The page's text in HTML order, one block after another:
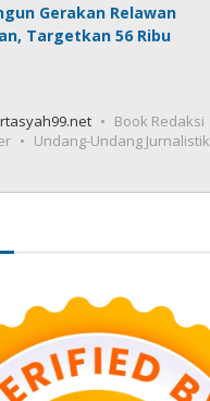
Gerakan Relawan
Targetkan 56 Ribu
Book Redaksi
Undang-Undang Jurnalistik